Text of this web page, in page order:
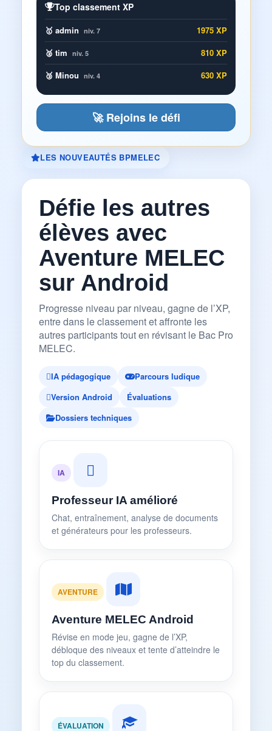
Top classement XP
🥇 admin niv. 7
1975 XP
🥈 tim niv. 5
810 XP
🥉 Minou niv. 4 630 XP
🚀 Rejoins le défi
LES NOUVEAUTÉS BPMELEC
Défie les autres
élèves avec
Aventure MELEC
sur Android
Progresse niveau par niveau, gagne de l’XP,
entre dans le classement et affronte les
autres participants tout en révisant le Bac Pro
MELEC.
IA pédagogique
Parcours ludique
Version Android
Évaluations
Dossiers techniques
IA
Professeur IA amélioré
Chat, entraînement, analyse de documents
et générateurs pour les professeurs.
AVENTURE
Aventure MELEC Android
Révise en mode jeu, gagne de l’XP,
débloque des niveaux et tente d’atteindre le
top du classement.
ÉVALUATION